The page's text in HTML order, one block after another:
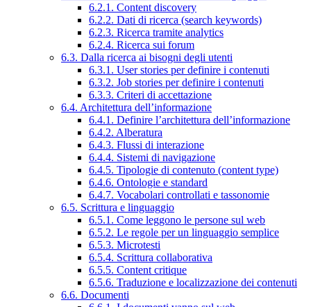
6.2.1. Content discovery
6.2.2. Dati di ricerca (search keywords)
6.2.3. Ricerca tramite analytics
6.2.4. Ricerca sui forum
6.3. Dalla ricerca ai bisogni degli utenti
6.3.1. User stories per definire i contenuti
6.3.2. Job stories per definire i contenuti
6.3.3. Criteri di accettazione
6.4. Architettura dell’informazione
6.4.1. Definire l’architettura dell’informazione
6.4.2. Alberatura
6.4.3. Flussi di interazione
6.4.4. Sistemi di navigazione
6.4.5. Tipologie di contenuto (content type)
6.4.6. Ontologie e standard
6.4.7. Vocabolari controllati e tassonomie
6.5. Scrittura e linguaggio
6.5.1. Come leggono le persone sul web
6.5.2. Le regole per un linguaggio semplice
6.5.3. Microtesti
6.5.4. Scrittura collaborativa
6.5.5. Content critique
6.5.6. Traduzione e localizzazione dei contenuti
6.6. Documenti